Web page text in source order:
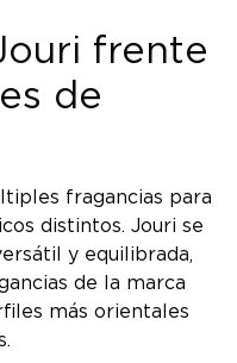
frente
de
fragancias para
distintos. Jouri se
y equilibrada,
de la marca
más orientales